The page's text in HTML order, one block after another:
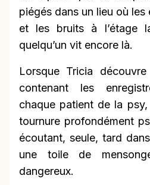
piégés dans un lieu où
et les bruits à l’étage
quelqu’un vit encore là.
Lorsque Tricia
contenant les
chaque patient de la psy,
tournure profondément
écoutant, seule, tard
une toile de
dangereux.